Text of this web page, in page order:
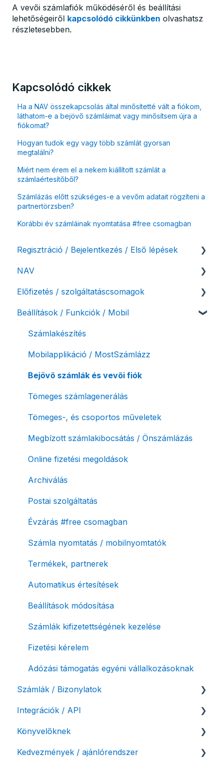
A vevői számlafiók működéséről és beállítási
lehetőségeiről kapcsolódó cikkünkben olvashatsz
részletesebben.
Kapcsolódó cikkek
Ha a NAV összekapcsolás által minősítetté vált a fiókom,
láthatom-e a bejövő számláimat vagy minősítsem újra a
fiókomat?
Hogyan tudok egy vagy több számlát gyorsan
megtalálni?
Miért nem érem el a nekem kiállított számlát a
számlaértesítőből?
Számlázás előtt szükséges-e a vevőm adatait rögzíteni a
partnertörzsben?
Korábbi év számláinak nyomtatása #free csomagban
Regisztráció / Bejelentkezés / Első lépések
Felhasználó beállításai
Számlázási fiók kezdő beállításai, első lépések
NAV
NAV online adatszolgáltatás
Adóhatósági ellenőrzés adatszolgáltatás
NAV pénztárgép feladás (PTGSZLAH)
Számlaverzum
Előfizetés / szolgáltatáscsomagok
Szolgáltatáscsomag kiválasztása
Szolgáltatáscsomag módosítása
Fiók / felhasználó törlése
Díjfizetés / díjtartozás / korlátozás
Fizetési módok
Beállítások / Funkciók / Mobil
Számlakészítés
Mobilapplikáció / MostSzámlázz
Bejövő számlák és vevői fiók
Tömeges számlagenerálás
Tömeges-, és csoportos műveletek
Megbízott számlakibocsátás / Önszámlázás
Online fizetési megoldások
Archiválás
Postai szolgáltatás
Évzárás #free csomagban
Számla nyomtatás / mobilnyomtatók
Termékek, partnerek
Automatikus értesítések
Beállítások módosítása
Számlák kifizetettségének kezelése
Fizetési kérelem
Adózási támogatás egyéni vállalkozásoknak
Számlák / Bizonylatok
Sztornó-, és helyesbítő számla
Díjbekérő, szállítólevél
Előlegszámla, végszámla
Integrációk / API
API interfész, Számla Agent
Webshop pluginok
Könyvelőknek
Listák / adatexport
Kedvezmények / ajánlórendszer